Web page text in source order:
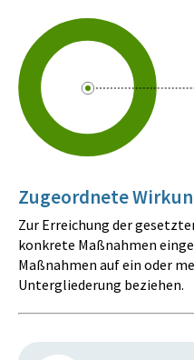
Zugeordnete
Zur Erreichung der
konkrete Maßnahmen
Maßnahmen auf ein oder
Untergliederung beziehen.